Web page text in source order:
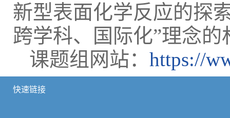
新型表面化学反应的探
跨学科、国际化”理念
课题组网站： https://
快速链接